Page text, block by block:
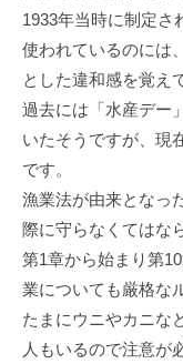
1933年当時に制定さ
使われているのには
とした違和感を覚え
過去には「水産デー
いたそうですが、現
です。
漁業法が由来となっ
際に守らなくてはな
第1章から始まり第
業についても厳格な
たまにウニやカニな
人もいるので注意が